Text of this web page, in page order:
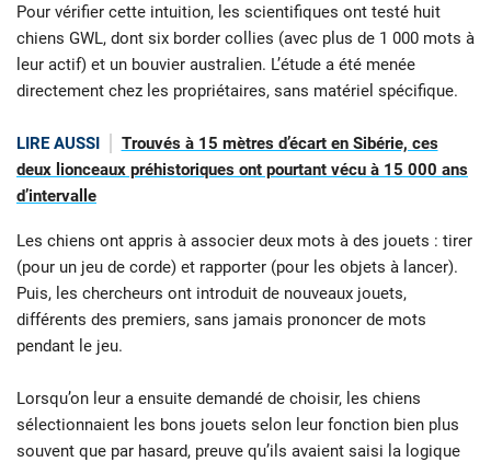
Pour vérifier cette intuition, les scientifiques ont testé huit
chiens GWL, dont six border collies (avec plus de 1 000 mots à
leur actif) et un bouvier australien. L’étude a été menée
directement chez les propriétaires, sans matériel spécifique.
LIRE AUSSI
Trouvés à 15 mètres d’écart en Sibérie, ces
deux lionceaux préhistoriques ont pourtant vécu à 15 000 ans
d’intervalle
Les chiens ont appris à associer deux mots à des jouets : tirer
(pour un jeu de corde) et rapporter (pour les objets à lancer).
Puis, les chercheurs ont introduit de nouveaux jouets,
différents des premiers, sans jamais prononcer de mots
pendant le jeu.
Lorsqu’on leur a ensuite demandé de choisir, les chiens
sélectionnaient les bons jouets selon leur fonction bien plus
souvent que par hasard, preuve qu’ils avaient saisi la logique